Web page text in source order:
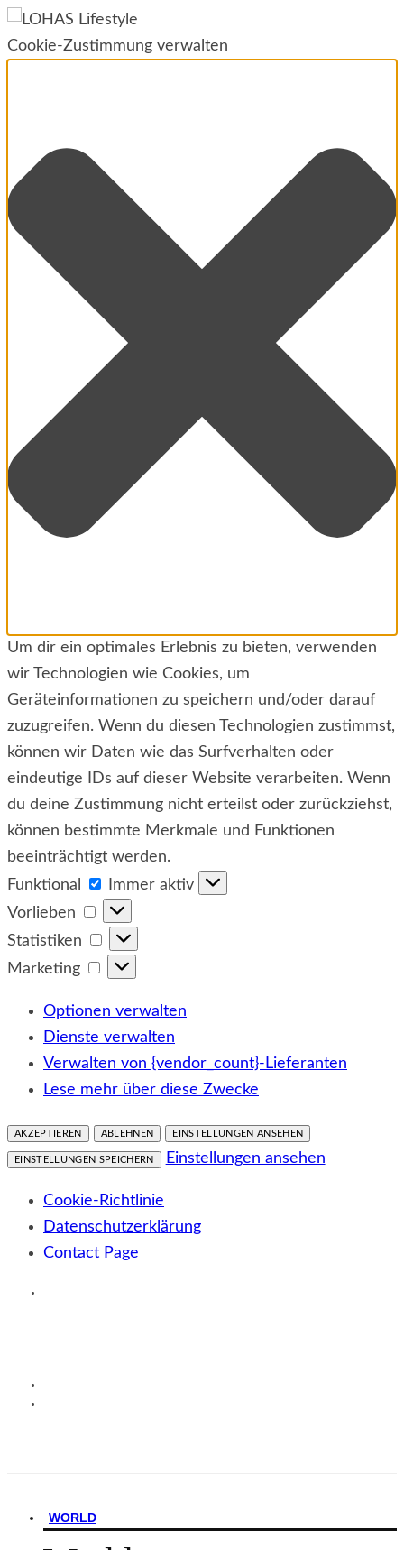
Cookie-Zustimmung verwalten
Um dir ein optimales Erlebnis zu bieten, verwenden
wir Technologien wie Cookies, um
Geräteinformationen zu speichern und/oder darauf
zuzugreifen. Wenn du diesen Technologien zustimmst,
können wir Daten wie das Surfverhalten oder
eindeutige IDs auf dieser Website verarbeiten. Wenn
du deine Zustimmung nicht erteilst oder zurückziehst,
können bestimmte Merkmale und Funktionen
beeinträchtigt werden.
Funktional
Funktional
Immer aktiv
Vorlieben
Vorlieben
Statistiken
Statistiken
Marketing
Marketing
Optionen verwalten
Dienste verwalten
Verwalten von {vendor_count}-Lieferanten
Lese mehr über diese Zwecke
AKZEPTIEREN ABLEHNEN EINSTELLUNGEN ANSEHEN
EINSTELLUNGEN SPEICHERN Einstellungen ansehen
Cookie-Richtlinie
Datenschutzerklärung
Contact Page
WORLD